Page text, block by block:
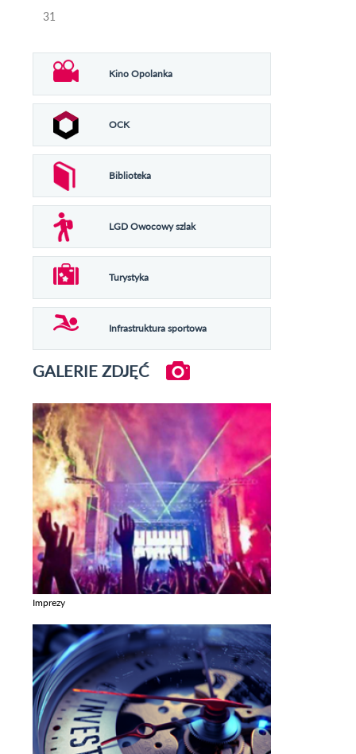
31
Kino Opolanka
OCK
Biblioteka
LGD Owocowy szlak
Turystyka
Infrastruktura sportowa
GALERIE ZDJĘĆ
Imprezy